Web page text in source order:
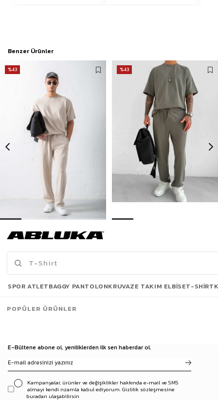
Benzer Ürünler
%43
499,00 TL
869,90 TL
%43
Son Bakılanlar
E-Bültene abone ol, yeniliklerden ilk sen haberdar ol.
Kampanyalar, ürünler ve değişiklikler hakkında e-mail ve SMS
almayı kendi rızamla kabul ediyorum. Gizlilik sözleşmesine
buradan ulaşabilirsin
SPOR ATLETBAGGY PANTOLONKRUVAZE TAKIM ELBISET-SHIRT
POPÜLER ÜRÜNLER